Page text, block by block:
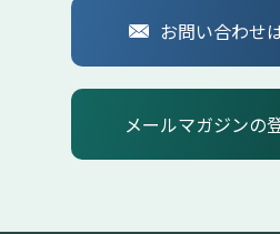
お問い合わせ
メールマガジンの